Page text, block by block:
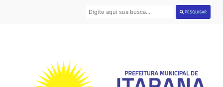
PESQUISAR